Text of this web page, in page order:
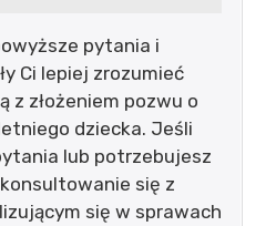
pytania i
Ci lepiej zrozumieć
z złożeniem pozwu o
dziecka. Jeśli
lub potrzebujesz
się z
się w sprawach